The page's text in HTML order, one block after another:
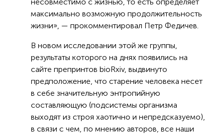
максимально возможную продолжительность
жизни», — прокомментировал Петр Федичев.
В новом исследовании этой же группы,
результаты которого на днях появились на
сайте препринтов bioRxiv, выдвинуто
предположение, что старение человека несет
в себе значительную энтропийную
составляющую (подсистемы организма
выходят из строя хаотично и непредсказуемо),
в связи с чем, по мнению авторов, все наши